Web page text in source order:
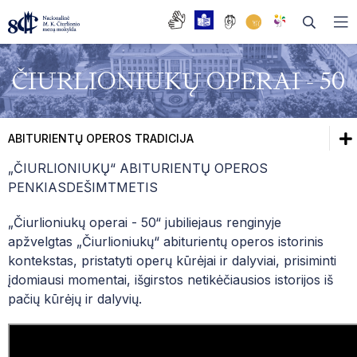
BENDRASIS UGDYMAS
TĖVŲ TARYBA
MOKYKLOS TARYBA
DARBO TARYBA
ISTORIJA
ČIURLIONIUKŲ OPERAI - 50
ABITURIENTŲ OPEROS TRADICIJA
Dažniausiai užduodami klausimai
Bendrasis ugdymas
Tėvų taryba
Mokyklos taryba
Darbo taryba
„ČIURLIONIUKŲ“ ABITURIENTŲ OPEROS
PENKIASDEŠIMTMETIS
„Čiurlioniukų operai - 50“ jubiliejaus renginyje
apžvelgtas „Čiurlioniukų“ abiturientų operos istorinis
kontekstas, pristatyti operų kūrėjai ir dalyviai, prisiminti
įdomiausi momentai, išgirstos netikėčiausios istorijos iš
pačių kūrėjų ir dalyvių.